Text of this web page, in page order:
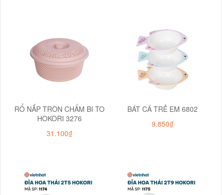
RỔ NẮP TRÒN CHẤM BI TO
HOKORI 3276
31.100₫
BÁT CÁ TRẺ EM 6802
9.850₫